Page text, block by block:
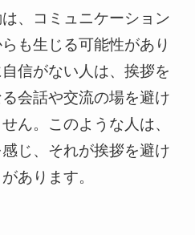
、コミュニケーション
も生じる可能性があり
信がない人は、挨拶を
会話や交流の場を避け
ん。このような人は、
じ、それが挨拶を避け
あります。